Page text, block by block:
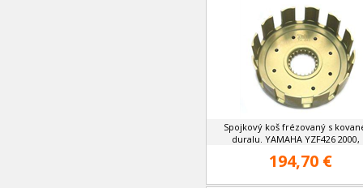
Spojkový koš frézovaný s
duralu. YAMAHA YZF426 2000,
194,70 €